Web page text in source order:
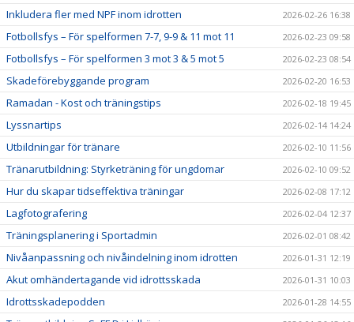
Inkludera fler med NPF inom idrotten 2026-02-26 16:38
Fotbollsfys – För spelformen 7-7, 9-9 & 11 mot 11 2026-02-23 09:58
Fotbollsfys – För spelformen 3 mot 3 & 5 mot 5 2026-02-23 08:54
Skadeförebyggande program 2026-02-20 16:53
Ramadan - Kost och träningstips 2026-02-18 19:45
Lyssnartips 2026-02-14 14:24
Utbildningar för tränare 2026-02-10 11:56
Tränarutbildning: Styrketräning för ungdomar 2026-02-10 09:52
Hur du skapar tidseffektiva träningar 2026-02-08 17:12
Lagfotografering 2026-02-04 12:37
Träningsplanering i Sportadmin 2026-02-01 08:42
Nivåanpassning och nivåindelning inom idrotten 2026-01-31 12:19
Akut omhändertagande vid idrottsskada 2026-01-31 10:03
Idrottsskadepodden 2026-01-28 14:55